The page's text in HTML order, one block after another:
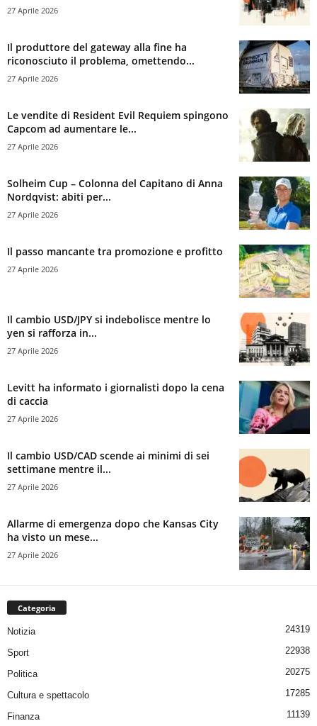
27 Aprile 2026
Il produttore del gateway alla fine ha
riconosciuto il problema, omettendo...
27 Aprile 2026
Le vendite di Resident Evil Requiem spingono
Capcom ad aumentare le...
27 Aprile 2026
Solheim Cup – Colonna del Capitano di Anna
Nordqvist: abiti per...
27 Aprile 2026
Il passo mancante tra promozione e profitto
27 Aprile 2026
Il cambio USD/JPY si indebolisce mentre lo
yen si rafforza in...
27 Aprile 2026
Levitt ha informato i giornalisti dopo la cena
di caccia
27 Aprile 2026
Il cambio USD/CAD scende ai minimi di sei
settimane mentre il...
27 Aprile 2026
Allarme di emergenza dopo che Kansas City
ha visto un mese...
27 Aprile 2026
Categoria
Notizia 24319
Sport 22938
Politica 20275
Cultura e spettacolo 17285
Finanza 11139